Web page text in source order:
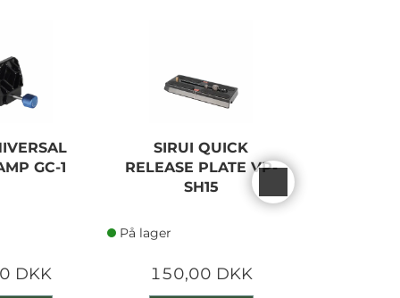
GC-1
DKK
SIRUI QUICK
RELEASE PLATE VP-
SH15
På lager
150,00 DKK